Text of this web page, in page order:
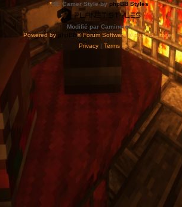
*SE Gamer Style by phpBB Styles
Modifié par Caminelot.
Powered by phpBB® Forum Software © phpBB Limited
Privacy| Terms